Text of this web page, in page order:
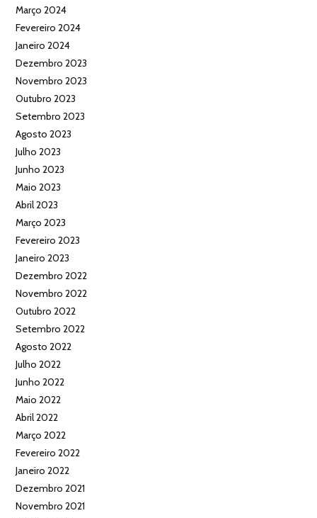
Março 2024
Fevereiro 2024
Janeiro 2024
Dezembro 2023
Novembro 2023
Outubro 2023
Setembro 2023
Agosto 2023
Julho 2023
Junho 2023
Maio 2023
Abril 2023
Março 2023
Fevereiro 2023
Janeiro 2023
Dezembro 2022
Novembro 2022
Outubro 2022
Setembro 2022
Agosto 2022
Julho 2022
Junho 2022
Maio 2022
Abril 2022
Março 2022
Fevereiro 2022
Janeiro 2022
Dezembro 2021
Novembro 2021